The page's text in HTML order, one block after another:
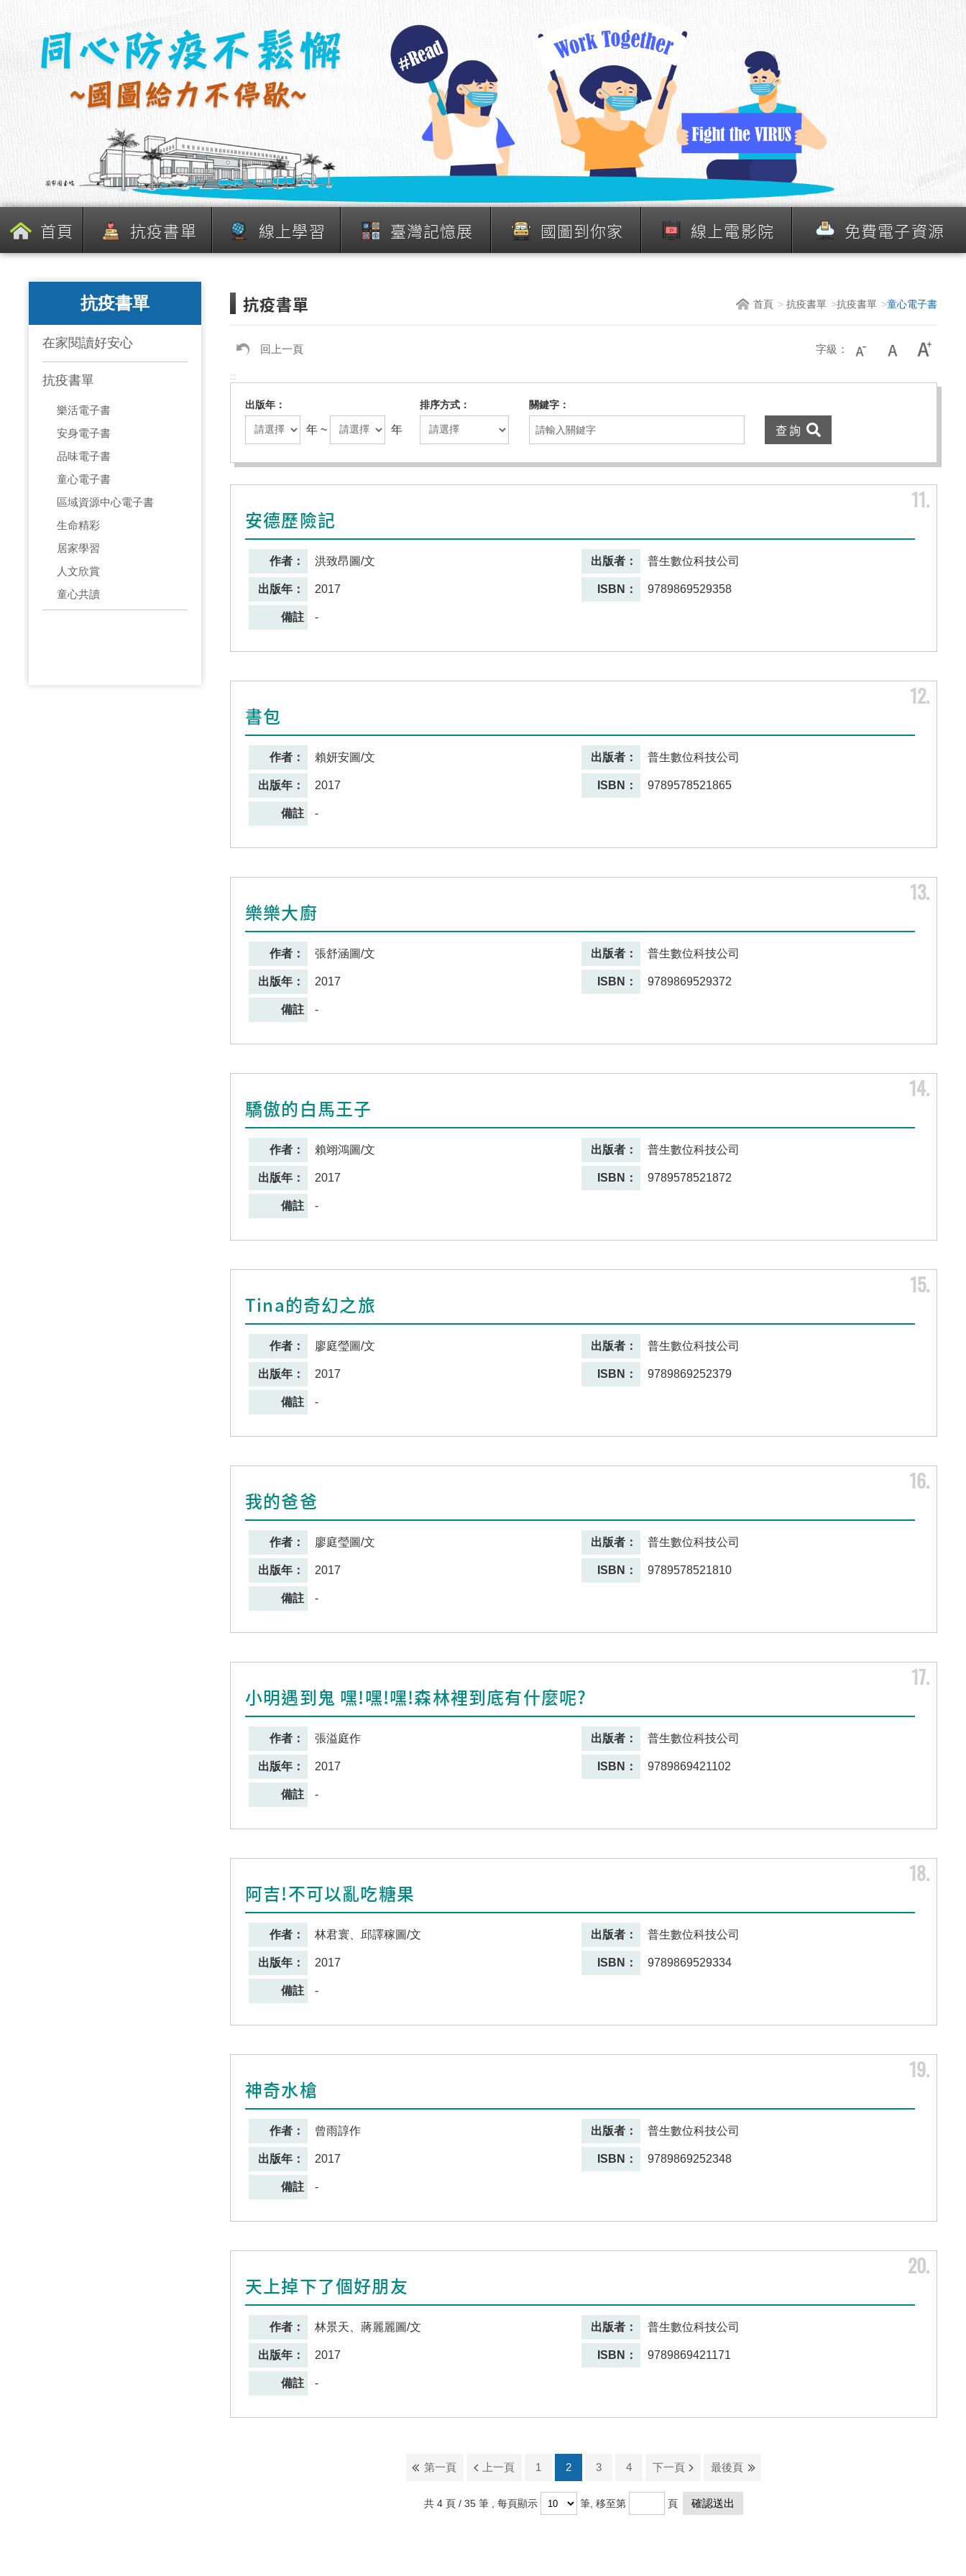
首頁 抗疫書單 線上學習 臺灣記憶展 國圖到你家 線上電影院 免費電子資源
抗疫書單
在家閱讀好安心
抗疫書單
樂活電子書
安身電子書
品味電子書
童心電子書
區域資源中心電子書
生命精彩
居家學習
人文欣賞
童心共讀
抗疫書單 首頁 抗疫書單 抗疫書單 童心電子書
回上一頁 字級：
:::
出版年
年 ~ 年
排序方式 關鍵字
11
安德歷險記
作者： 洪致昂圖/文 出版者： 普生數位科技公司
出版年： 2017 ISBN： 9789869529358
備註 -
12
書包
作者： 賴妍安圖/文 出版者： 普生數位科技公司
出版年： 2017 ISBN： 9789578521865
備註 -
13
樂樂大廚
作者： 張舒涵圖/文 出版者： 普生數位科技公司
出版年： 2017 ISBN： 9789869529372
備註 -
14
驕傲的白馬王子
作者： 賴翊鴻圖/文 出版者： 普生數位科技公司
出版年： 2017 ISBN： 9789578521872
備註 -
15
Tina的奇幻之旅
作者： 廖庭瑩圖/文 出版者： 普生數位科技公司
出版年： 2017 ISBN： 9789869252379
備註 -
16
我的爸爸
作者： 廖庭瑩圖/文 出版者： 普生數位科技公司
出版年： 2017 ISBN： 9789578521810
備註 -
17
小明遇到鬼 嘿!嘿!嘿!森林裡到底有什麼呢?
作者： 張溢庭作 出版者： 普生數位科技公司
出版年： 2017 ISBN： 9789869421102
備註 -
18
阿吉!不可以亂吃糖果
作者： 林君寰、邱譯稼圖/文 出版者： 普生數位科技公司
出版年： 2017 ISBN： 9789869529334
備註 -
19
神奇水槍
作者： 曾雨諄作 出版者： 普生數位科技公司
出版年： 2017 ISBN： 9789869252348
備註 -
20
天上掉下了個好朋友
作者： 林景天、蔣麗麗圖/文 出版者： 普生數位科技公司
出版年： 2017 ISBN： 9789869421171
備註 -
第一頁 上一頁 1 2 3 4 下一頁 最後頁
共 4 頁 / 35 筆 , 每頁顯示 筆, 移至第 頁